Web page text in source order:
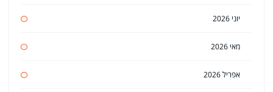
יוני 2026
מאי 2026
אפריל 2026